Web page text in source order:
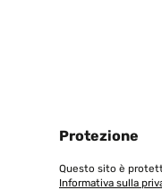
Protezione
Questo sito è
Informativa sulla